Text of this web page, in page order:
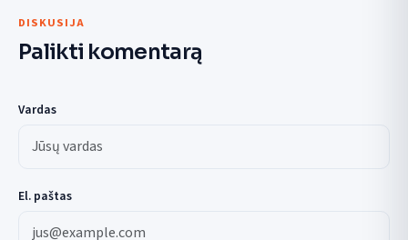
DISKUSIJA
Palikti komentarą
Vardas
El. paštas